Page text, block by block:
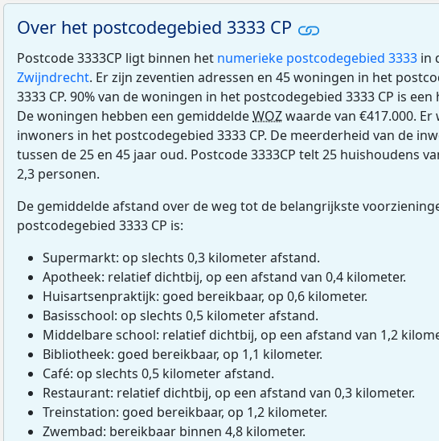
Over het postcodegebied 3333 CP
Postcode 3333CP ligt binnen het numerieke postcodegebied 3333 in
Zwijndrecht. Er zijn zeventien adressen en 45 woningen in het
3333 CP. 90% van de woningen in het postcodegebied 3333 CP is
De woningen hebben een gemiddeldeWOZwaarde van €417.000.
inwoners in het postcodegebied 3333 CP. De meerderheid van de
tussen de 25 en 45 jaar oud. Postcode 3333CP telt 25 huishoudens
2,3 personen.
De gemiddelde afstand over de weg tot de belangrijkste
postcodegebied 3333 CP is:
Supermarkt: op slechts 0,3 kilometer afstand.
Apotheek: relatief dichtbij, op een afstand van 0,4 kilometer.
Huisartsenpraktijk: goed bereikbaar, op 0,6 kilometer.
Basisschool: op slechts 0,5 kilometer afstand.
Middelbare school: relatief dichtbij, op een afstand van 1,2
Bibliotheek: goed bereikbaar, op 1,1 kilometer.
Café: op slechts 0,5 kilometer afstand.
Restaurant: relatief dichtbij, op een afstand van 0,3 kilometer.
Treinstation: goed bereikbaar, op 1,2 kilometer.
Zwembad: bereikbaar binnen 4,8 kilometer.